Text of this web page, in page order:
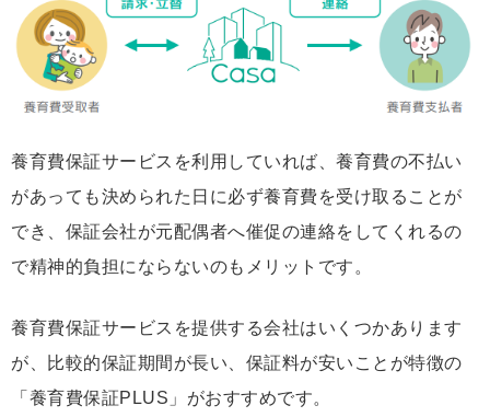
養育費保証サービスを利用していれば、養育費の不払い
があっても決められた日に必ず養育費を受け取ることが
でき、保証会社が元配偶者へ催促の連絡をしてくれるの
で精神的負担にならないのもメリットです。
養育費保証サービスを提供する会社はいくつかあります
が、比較的保証期間が長い、保証料が安いことが特徴の
「養育費保証PLUS」がおすすめです。